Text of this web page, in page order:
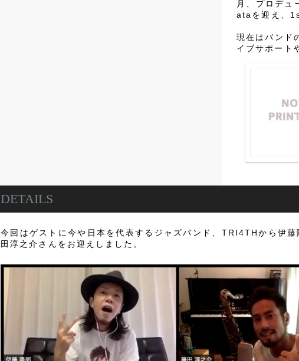
月、プロデ
ataを迎え、
現在はバンド
イブサポート
DETAILS
今回はゲストに今や日本を代表するジャズバンド、TRI4THから伊藤
田淳之介さんをお迎えしました。